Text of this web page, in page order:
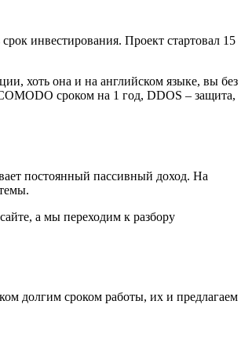
инвестирования. Проект стартовал 15
хоть она и на английском языке, вы без
сроком на 1 год, DDOS – защита,
постоянный пассивный доход. На
а мы переходим к разбору
долгим сроком работы, их и предлагаем